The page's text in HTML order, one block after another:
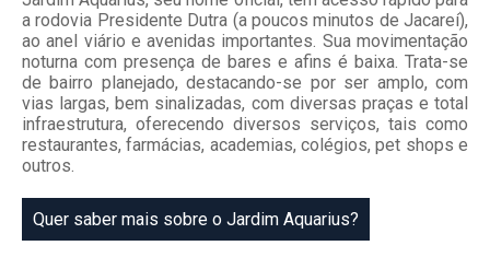
a rodovia Presidente Dutra (a poucos minutos de Jacareí),
ao anel viário e avenidas importantes. Sua movimentação
noturna com presença de bares e afins é baixa. Trata-se
de bairro planejado, destacando-se por ser amplo, com
vias largas, bem sinalizadas, com diversas praças e total
infraestrutura, oferecendo diversos serviços, tais como
restaurantes, farmácias, academias, colégios, pet shops e
outros.
Quer saber mais sobre o Jardim Aquarius?